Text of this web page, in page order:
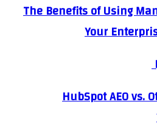
The Benefits of Using
Your
HubSpot AEO vs.